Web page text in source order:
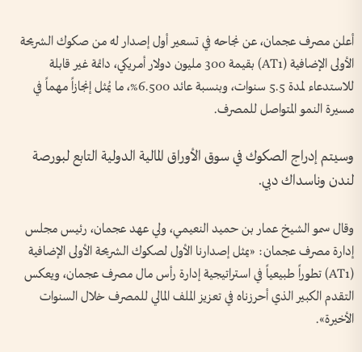
أعلن مصرف عجمان، عن نجاحه في تسعير أول إصدار له من صكوك الشريحة
الأولى الإضافية (AT1) بقيمة 300 مليون دولار أمريكي، دائمة غير قابلة
للاستدعاء لمدة 5.5 سنوات، وبنسبة عائد 6.500%، ما يُمثل إنجازاً مهماً في
مسيرة النمو المتواصل للمصرف.
وسيتم إدراج الصكوك في سوق الأوراق المالية الدولية التابع لبورصة
لندن وناسداك دبي.
وقال سمو الشيخ عمار بن حميد النعيمي، ولي عهد عجمان، رئيس مجلس
إدارة مصرف عجمان: «يمثل إصدارنا الأول لصكوك الشريحة الأولى الإضافية
(AT1) تطوراً طبيعياً في استراتيجية إدارة رأس مال مصرف عجمان، ويعكس
التقدم الكبير الذي أحرزناه في تعزيز الملف المالي للمصرف خلال السنوات
الأخيرة».